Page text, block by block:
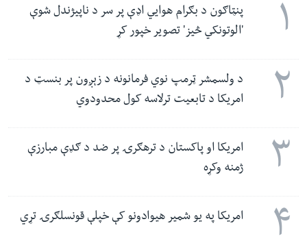
۱
پنټاګون د بګرام هوایي اډې پر سر د ناپيژندل شوې
'الوتونکي څيز' تصویر خپور کړ
۲
د ولسمشر ټرمپ نوي فرمانونه د زېږون پر بنسټ د
امریکا د تابعیت ترلاسه کول محدودوي
۳
امریکا او پاکستان د ترهګرۍ پر ضد د ګډې مبارزې
ژمنه وکړه
۴ امریکا په یو شمیر هیوادونو کې خپلې قونسلګرۍ تړي